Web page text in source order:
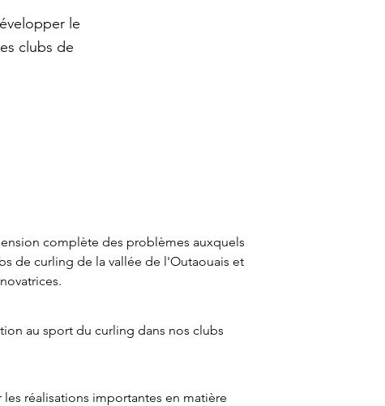
le
clubs de
complète des problèmes auxquels
de curling de la vallée de l'Outaouais et
au sport du curling dans nos clubs
réalisations importantes en matière